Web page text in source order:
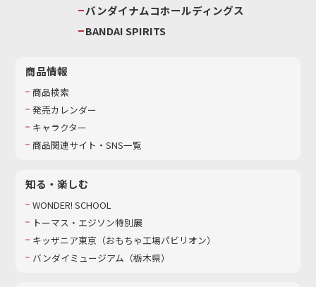
バンダイナムコホールディングス
BANDAI SPIRITS
商品情報
商品検索
発売カレンダー
キャラクター
商品関連サイト・SNS一覧
知る・楽しむ
WONDER! SCHOOL
トーマス・エジソン特別展
キッザニア東京（おもちゃ工場パビリオン）​
バンダイミュージアム（栃木県）